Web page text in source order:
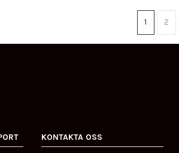
1 2
KONTAKTA OSS